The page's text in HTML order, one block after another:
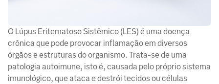
O Lúpus Eritematoso Sistêmico (LES) é uma doença
crônica que pode provocar inflamação em diversos
órgãos e estruturas do organismo. Trata-se de uma
patologia autoimune, isto é, causada pelo próprio sistema
imunológico, que ataca e destrói tecidos ou células